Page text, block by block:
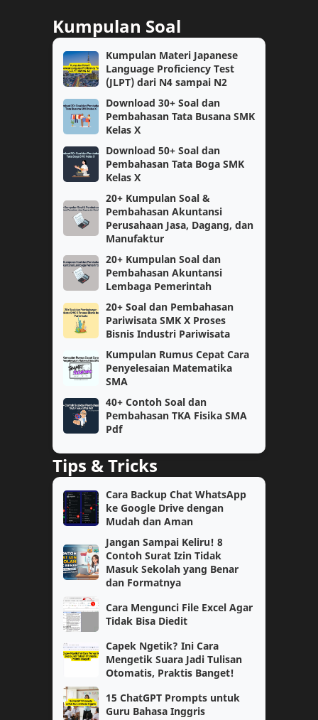
PPG Guru Tertentu
Topik PMM
PPPK
Ujian Sekolah
Bukti Dukung CPNS
Kelas 1
Kurikulum Merdeka Belajar KSN
Bahasa Inggris
SAT
Semester 2
OSN
Akuntansi Bahasa Indonesia
Cerita Reflektif Motivasi
SAS
Tutorial
Pembahasan
Lomba Siswa
Materi Pelajaran PPG Daljab
Kumpulan Soal
Kumpulan Materi Japanese
Language Proficiency Test
(JLPT) dari N4 sampai N2
Download 30+ Soal dan
Pembahasan Tata Busana SMK
Kelas X
Download 50+ Soal dan
Pembahasan Tata Boga SMK
Kelas X
20+ Kumpulan Soal &
Pembahasan Akuntansi
Perusahaan Jasa, Dagang, dan
Manufaktur
20+ Kumpulan Soal dan
Pembahasan Akuntansi
Lembaga Pemerintah
20+ Soal dan Pembahasan
Pariwisata SMK X Proses
Bisnis Industri Pariwisata
Kumpulan Rumus Cepat Cara
Penyelesaian Matematika
SMA
40+ Contoh Soal dan
Pembahasan TKA Fisika SMA
Pdf
Tips & Tricks
Cara Backup Chat WhatsApp
ke Google Drive dengan
Mudah dan Aman
Jangan Sampai Keliru! 8
Contoh Surat Izin Tidak
Masuk Sekolah yang Benar
dan Formatnya
Cara Mengunci File Excel Agar
Tidak Bisa Diedit
Capek Ngetik? Ini Cara
Mengetik Suara Jadi Tulisan
Otomatis, Praktis Banget!
15 ChatGPT Prompts untuk
Guru Bahasa Inggris